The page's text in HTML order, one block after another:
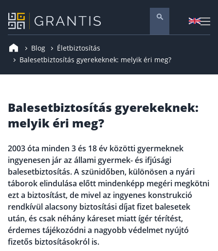
Pénzügyi tanácsadás
Önkéntes nyugdíjpénztár
Melyiket válaszd? Nyugdíjbiztosítás, NYESZ vagy
Nyugdíj tanácsadás 🪙
Nyugdíj megtakarítás – Így válassz
Magánnyugdíjpénztár összefoglaló
Nyugdíjkorhatár táblázat és útmutató
Nyugdíj kisokos – A magyar nyugdíjrendszer
Egyszerű Állami Nyugdíjkalkulátor
Önkéntes Nyugdíjpénztárak hozamai
Blog
Életbiztosítás
Balesetbiztosítás gyerekeknek: melyik éri meg?
Balesetbiztosítás gyerekeknek:
melyik éri meg?
2003 óta minden 3 és 18 év közötti gyermeknek
ingyenesen jár az állami gyermek- és ifjúsági
balesetbiztosítás. A szünidőben, különösen a nyári
táborok elindulása előtt mindenképp megéri megkötni
ezt a biztosítást, de mivel az ingyenes konstrukció
rendkívül alacsony biztosítási díjat fizet balesetek
után, és csak néhány káreset miatt ígér térítést,
érdemes tájékozódni a nagyobb védelmet nyújtó
fizetős biztosításokról is.